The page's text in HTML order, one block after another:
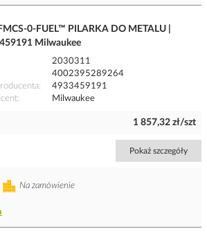
0-FUEL™ PILARKA DO METALU |
Milwaukee
2030311
4002395289264
4933459191
Milwaukee
1 857,32 zł/szt
Pokaż szczegóły
Na zamówienie